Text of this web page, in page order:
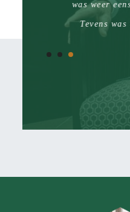
was weer
Tevens was
allemaal als
en op feestjes,